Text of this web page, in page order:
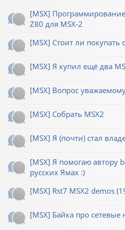
[MSX]
Z80 для MSX-2
[MSX] Стоит ли покупать
[MSX] Я купил ещё два
[MSX] Вопрос
[MSX] Собрать MSX2
[MSX] Я (почти) стал
[MSX] Я помогаю автору
русских Ямах :)
[MSX] Rst7 MSX2 demos
[MSX] Байка про